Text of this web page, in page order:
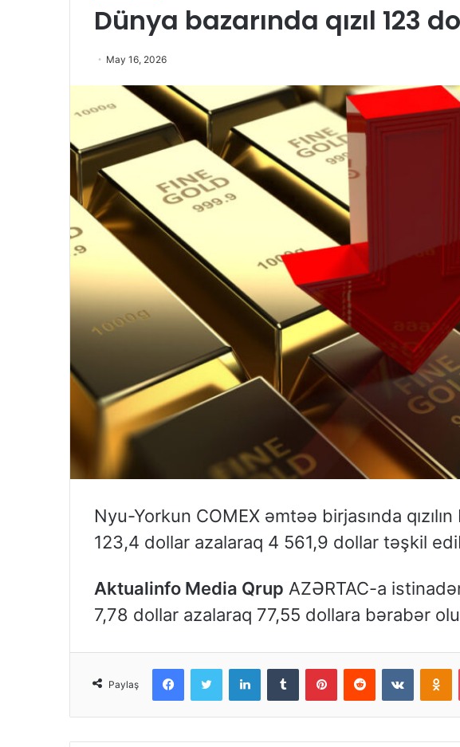
Dünya bazarında qızıl 123
May 16, 2026
Nyu-Yorkun COMEX əmtəə birjasında
123,4 dollar azalaraq 4 561,9 dollar təşkil
Aktualinfo Media Qrup AZƏRTAC-a
7,78 dollar azalaraq 77,55 dollara bərabər
Paylaş